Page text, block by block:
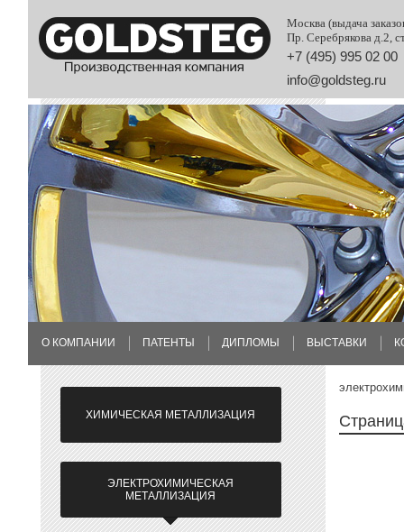
info@goldsteg.ru
Москва (выдача
Пр. Серебрякова д.2,
+7 (495) 995 02 00
О КОМПАНИИ ПАТЕНТЫ ДИПЛОМЫ ВЫСТАВКИ
ХИМИЧЕСКАЯ МЕТАЛЛИЗАЦИЯ
ЭЛЕКТРОХИМИЧЕСКАЯ
МЕТАЛЛИЗАЦИЯ